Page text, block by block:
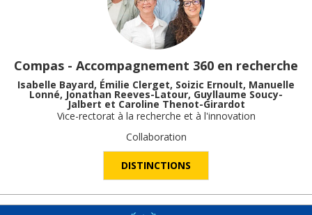
Compas - Accompagnement 360 en recherche
Isabelle Bayard, Émilie Clerget, Soizic Ernoult, Manuelle
Lonné, Jonathan Reeves-Latour, Guyllaume Soucy-
Jalbert et Caroline Thenot-Girardot
Vice-rectorat à la recherche et à l'innovation
Collaboration
DISTINCTIONS